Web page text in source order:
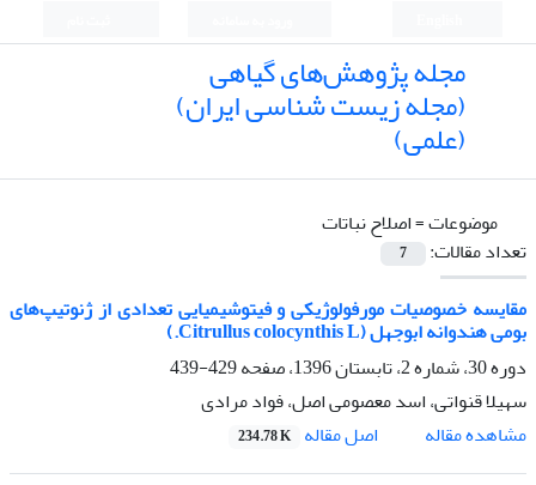
مجله پژوهش‌های گیاهی
(مجله زیست شناسی ایران)
(علمی)
موضوعات =اصلاح نباتات
تعداد مقالات:
7
مقایسه خصوصیات مورفولوژیکی و فیتوشیمیایی تعدادی از ژنوتیپ‌های
بومی هندوانه ابوجهل (Citrullus colocynthis L.)
دوره 30، شماره 2، تابستان 1396، صفحه
429-439
سهیلا قنواتی، اسد معصومی اصل، فواد مرادی
مشاهده مقاله
اصل مقاله 234.78 K